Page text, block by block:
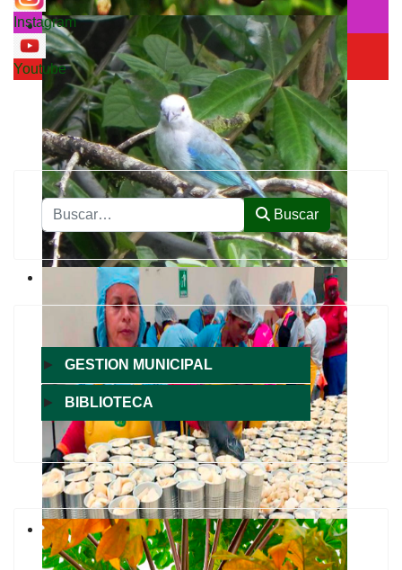
Instagram
Youtube
Buscar Buscar
► GESTION MUNICIPAL
► BIBLIOTECA